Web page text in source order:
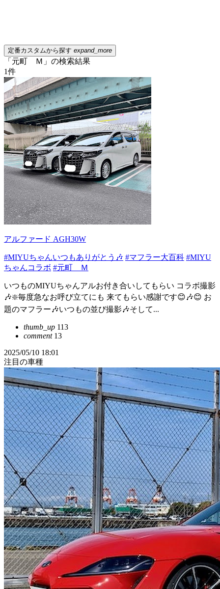
定番カスタムから探す expand_more
「元町 Ｍ」の検索結果
1件
アルファード AGH30W
#MIYUちゃんいつもありがとう🎶 #マフラー大百科 #MIYU
ちゃんコラボ #元町 Ｍ
いつものMIYUちゃんアルお付き合いしてもらい コラボ撮影
🎶❇️毎度急なお呼び立てにも 来てもらい感謝です😊🎶😊 お
題のマフラー🎶いつもの並び撮影🎶そして...
thumb_up 113
comment13
2025/05/10 18:01
注目の車種